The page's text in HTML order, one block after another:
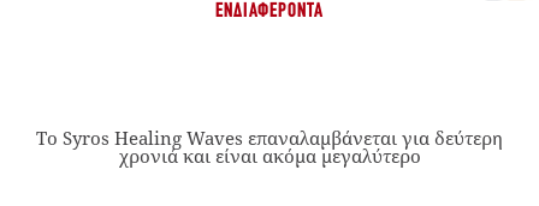
ΕΝΔΙΑΦΈΡΟΝΤΑ
Το Syros Healing Waves επαναλαμβάνεται για δεύτερη
χρονιά και είναι ακόμα μεγαλύτερο